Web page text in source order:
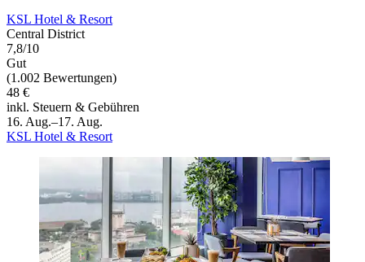
KSL Hotel & Resort
Central District
7,8/10
Gut
(1.002 Bewertungen)
48 €
inkl. Steuern & Gebühren
16. Aug.–17. Aug.
KSL Hotel & Resort